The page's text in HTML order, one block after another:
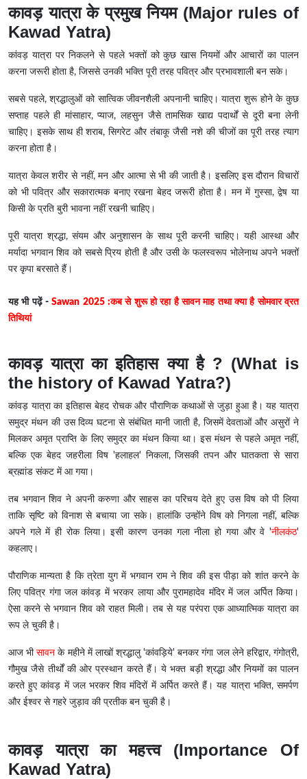
कावड़ यात्रा के प्रमुख नियम (Major rules of
Kawad Yatra)
कांवड़ यात्रा पर निकलने से पहले भक्तों को कुछ खास नियमों और आचारों का पालन
करना जरूरी होता है, जिससे उनकी भक्ति पूरी तरह पवित्र और प्रभावशाली बन सके।
सबसे पहले, श्रद्धालुओं को सात्विक जीवनशैली अपनानी चाहिए। यात्रा शुरू होने के कुछ
सप्ताह पहले ही मांसाहार, प्याज, लहसुन जैसे तामसिक खाद्य पदार्थों से दूरी बना लेनी
चाहिए। इसके साथ ही शराब, सिगरेट और तंबाकू जैसी नशे की चीजों का पूरी तरह त्याग
करना होता है।
यात्रा केवल शरीर से नहीं, मन और आत्मा से भी की जाती है। इसलिए इस दौरान विचारों
को भी पवित्र और सकारात्मक बनाए रखना बेहद जरूरी होता है। मन में गुस्सा, द्वेष या
किसी के प्रति बुरी भावना नहीं रखनी चाहिए।
पूरी यात्रा श्रद्धा, संयम और अनुशासन के साथ पूरी करनी चाहिए। यही आस्था और
मर्यादा भगवान शिव को सबसे प्रिय होती है और उसी के फलस्वरूप भोलेनाथ अपने भक्तों
पर कृपा बरसाते हैं।
यह भी पढ़ें -Sawan 2025 :कब से शुरू हो रहा है सावन माह तथा क्या है सोमवार व्रत
तिथियां
कावड़ यात्रा का इतिहास क्या है ? (What is
the history of Kawad Yatra?)
कांवड़ यात्रा का इतिहास बेहद रोचक और पौराणिक कथाओं से जुड़ा हुआ है। यह यात्रा
समुद्र मंथन की उस दिव्य घटना से संबंधित मानी जाती है, जिसमें देवताओं और असुरों ने
मिलकर अमृत प्राप्ति के लिए समुद्र का मंथन किया था। इस मंथन से पहले अमृत नहीं,
बल्कि एक बेहद जहरीला विष 'हलाहल' निकला, जिसकी तपन और घातकता से सारा
ब्रह्मांड संकट में आ गया।
तब भगवान शिव ने अपनी करुणा और साहस का परिचय देते हुए उस विष को पी लिया
ताकि सृष्टि को विनाश से बचाया जा सके। हालांकि उन्होंने विष को निगला नहीं, बल्कि
अपने गले में ही रोक लिया। इसी कारण उनका गला नीला हो गया और वे 'नीलकंठ'
कहलाए।
पौराणिक मान्यता है कि त्रेता युग में भगवान राम ने शिव की इस पीड़ा को शांत करने के
लिए पवित्र गंगा जल कांवड़ में भरकर लाया और पुरामहादेव मंदिर में जल अर्पित किया।
ऐसा करने से भगवान शिव को राहत मिली। तब से यह परंपरा एक आध्यात्मिक यात्रा का
रूप ले चुकी है।
आज भीसावन के महीने में लाखों श्रद्धालु 'कांवड़िये' बनकर गंगा जल लेने हरिद्वार, गंगोत्री,
गौमुख जैसे तीर्थों की ओर प्रस्थान करते हैं। ये भक्त बड़ी श्रद्धा और नियमों का पालन
करते हुए कांवड़ में जल भरकर शिव मंदिरों में अर्पित करते हैं। यह यात्रा भक्ति, समर्पण
और ईश्वर से गहरे जुड़ाव की प्रतीक बन चुकी है।
कावड़ यात्रा का महत्त्व (Importance Of
Kawad Yatra)